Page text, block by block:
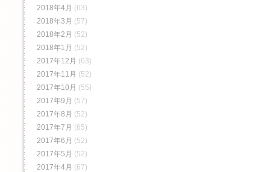
2018年4月 (63)
2018年3月 (57)
2018年2月 (52)
2018年1月 (52)
2017年12月 (63)
2017年11月 (52)
2017年10月 (55)
2017年9月 (57)
2017年8月 (52)
2017年7月 (65)
2017年6月 (52)
2017年5月 (52)
2017年4月 (67)